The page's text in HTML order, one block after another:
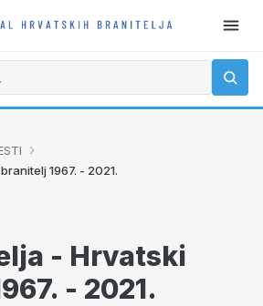
›
1967. - 2021.
- Hrvatski
- 2021.